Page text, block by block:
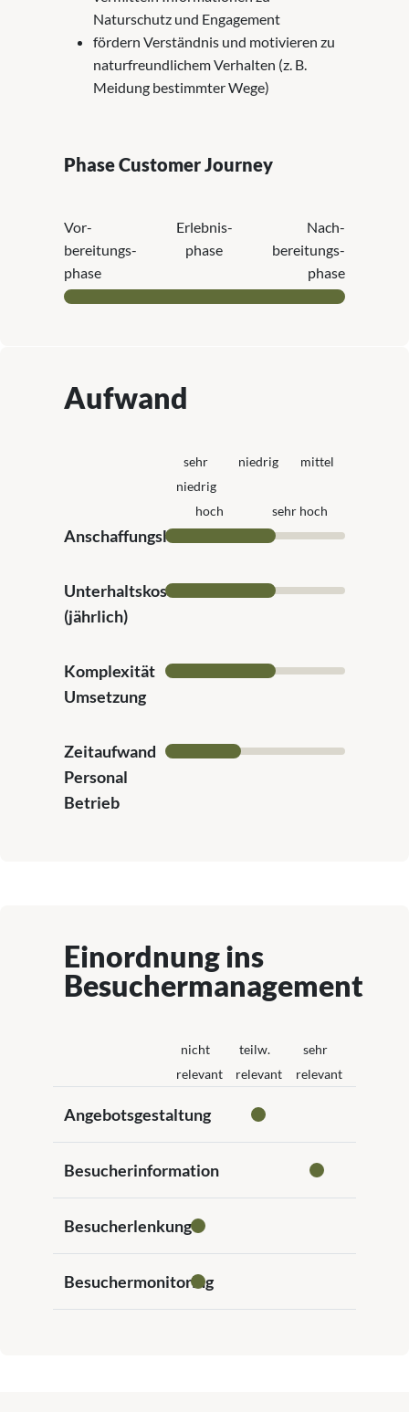
Naturschutz und Engagement
fördern Verständnis und motivieren zu
naturfreundlichem Verhalten (z. B.
Meidung bestimmter Wege)
Phase Customer Journey
Vor­
bereitungs­
phase
Erlebnis­
phase
Nach­
bereitungs­
phase
Aufwand
sehr
niedrig
niedrig mittel
hoch sehr hoch
Anschaffungskosten
Unterhaltskosten
(jährlich)
Komplexität
Umsetzung
Zeitaufwand
Personal
Betrieb
Einordnung ins
Besuchermanagement
nicht
relevant
teilw.
relevant
sehr
relevant
Angebotsgestaltung
Besucherinformation
Besucherlenkung
Besuchermonitoring